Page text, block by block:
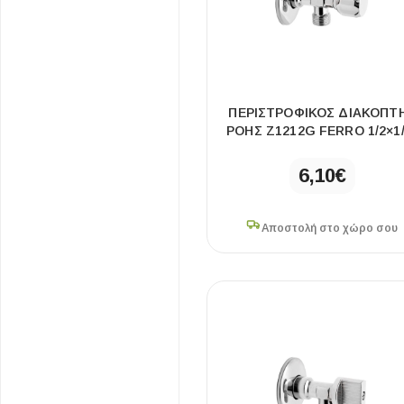
ΠΕΡΙΣΤΡΟΦΙΚΌΣ
ΡΟΉΣ Z1212G FERRO 1/
6,10€
Αποστολή στο χώρο σου